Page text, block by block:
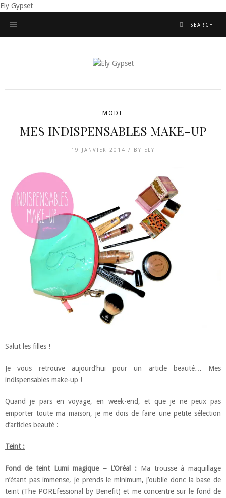
Ely Gypset
MODE
MES INDISPENSABLES MAKE-UP
19 JANVIER 2014 / BY ELY
Salut les filles !
Je vous retrouve aujourd’hui pour un article beauté… Mes
indispensables make-up !
Quand je pars en voyage, en week-end, et que je ne peux pas
emporter toute ma maison, je me dois de faire une petite sélection
d’articles beauté :
Teint :
Fond de teint Lumi magique – L’Oréal : Ma trousse à maquillage
n’étant pas immense, je prends le minimum, j’oublie donc la base de
teint (The POREfessional by Benefit) et me concentre sur le fond de